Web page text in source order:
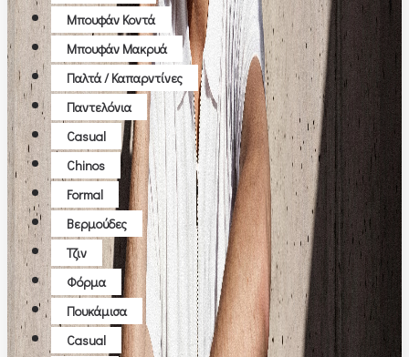
Μπουφάν Κοντά
Μπουφάν Μακρυά
Παλτά / Καπαρντίνες
Παντελόνια
Casual
Chinos
Formal
Βερμούδες
Τζιν
Φόρμα
Πουκάμισα
Casual